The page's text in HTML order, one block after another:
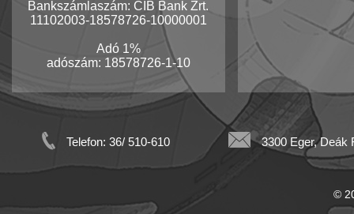
Bankszámlaszám: CIB Bank Zrt.
11102003-18578726-10000001
Adó 1%
adószám: 18578726-1-10
Telefon: 36/ 510-610 3300 Eger, Deák
©